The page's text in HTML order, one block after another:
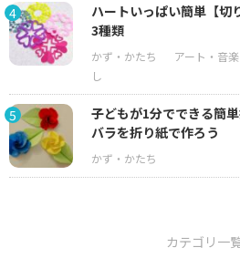
4
ハートいっぱい簡単【
3種類
5
子どもが1分でできる簡
バラを折り紙で作ろう
カテゴリ一